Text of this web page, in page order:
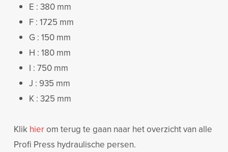
E : 380 mm
F : 1725 mm
G : 150 mm
H : 180 mm
I : 750 mm
J : 935 mm
K : 325 mm
Klik hierom terug te gaan naar het overzicht van alle
Profi Press hydraulische persen.